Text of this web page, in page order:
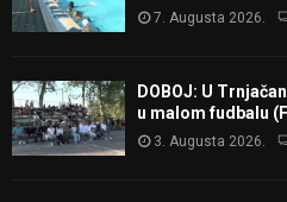
7. Augusta 2026.
DOBOJ: U
u malom fudbalu
3. Augusta 2026.